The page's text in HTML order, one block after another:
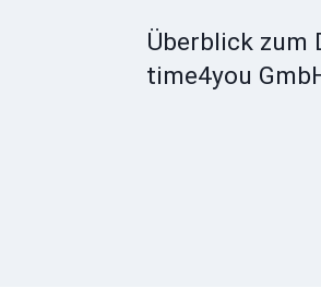
Überblick zum
time4you